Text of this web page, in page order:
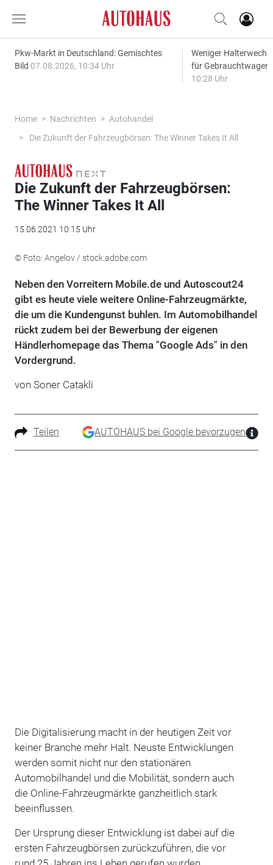
Pkw-Markt in Deutschland: Gemischtes
Bild 07.08.2026, 10:34 Uhr
Weniger
für
10:28 Uhr
Home Nachrichten
Autohandel
Die Zukunft der Fahrzeugbörsen: The Winner Takes It All
Die Zukunft der Fahrzeugbörsen:
The Winner Takes It All
15.06.2021 10:15 Uhr
© Foto: Angelov / stock.adobe.com
Neben den Vorreitern Mobile.de und Autoscout24
gibt es heute viele weitere Online-Fahrzeugmärkte,
die um die Kundengunst buhlen. Im Automobilhandel
rückt zudem bei der Bewerbung der eigenen
Händlerhomepage das Thema "Google Ads" in den
Vordergrund.
von Soner Catakli
Teilen AUTOHAUS bei Google bevorzugen
Die Digitalisierung macht in der heutigen Zeit vor
keiner Branche mehr Halt. Neuste Entwicklungen
werden somit nicht nur den stationären
Automobilhandel und die Mobilität, sondern auch
die Online-Fahrzeugmärkte ganzheitlich stark
beeinflussen.
Der Ursprung dieser Entwicklung ist dabei auf die
ersten Fahrzeugbörsen zurückzuführen, die vor